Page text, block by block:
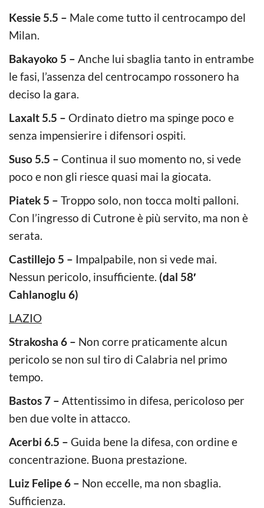
Kessie 5.5 – Male come tutto il centrocampo del
Milan.
Bakayoko 5 – Anche lui sbaglia tanto in entrambe
le fasi, l’assenza del centrocampo rossonero ha
deciso la gara.
Laxalt 5.5 – Ordinato dietro ma spinge poco e
senza impensierire i difensori ospiti.
Suso 5.5 – Continua il suo momento no, si vede
poco e non gli riesce quasi mai la giocata.
Piatek 5 – Troppo solo, non tocca molti palloni.
Con l’ingresso di Cutrone è più servito, ma non è
serata.
Castillejo 5 – Impalpabile, non si vede mai.
Nessun pericolo, insufficiente. (dal 58′
Cahlanoglu 6)
LAZIO
Strakosha 6 – Non corre praticamente alcun
pericolo se non sul tiro di Calabria nel primo
tempo.
Bastos 7 – Attentissimo in difesa, pericoloso per
ben due volte in attacco.
Acerbi 6.5 – Guida bene la difesa, con ordine e
concentrazione. Buona prestazione.
Luiz Felipe 6 – Non eccelle, ma non sbaglia.
Sufficienza.